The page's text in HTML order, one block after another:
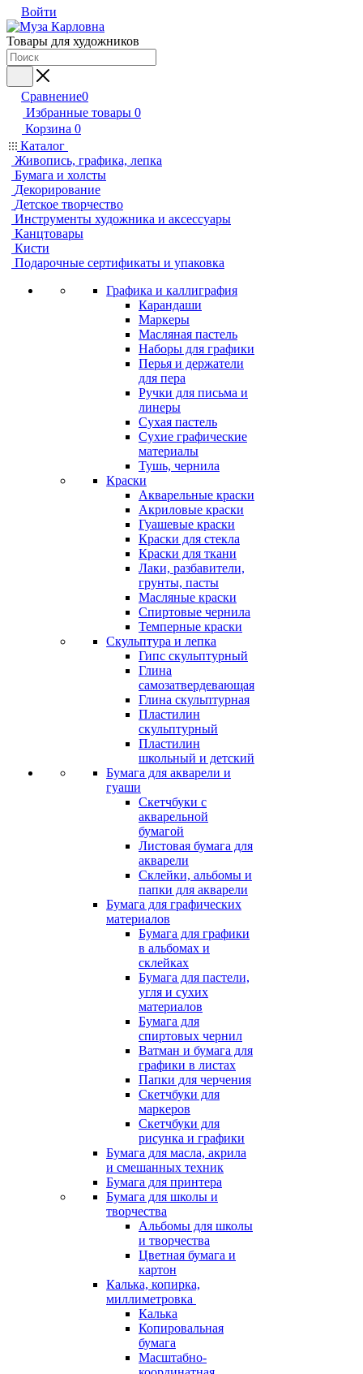
Войти
Товары для художников
Сравнение0
Избранные товары 0
Корзина 0
Каталог
Живопись, графика, лепка
Бумага и холсты
Декорирование
Детское творчество
Инструменты художника и аксессуары
Канцтовары
Кисти
Подарочные сертификаты и упаковка
Графика и каллиграфия
Карандаши
Маркеры
Масляная пастель
Наборы для графики
Перья и держатели
для пера
Ручки для письма и
линеры
Сухая пастель
Сухие графические
материалы
Тушь, чернила
Краски
Акварельные краски
Акриловые краски
Гуашевые краски
Краски для стекла
Краски для ткани
Лаки, разбавители,
грунты, пасты
Масляные краски
Спиртовые чернила
Темперные краски
Скульптура и лепка
Гипс скульптурный
Глина
самозатвердевающая
Глина скульптурная
Пластилин
скульптурный
Пластилин
школьный и детский
Бумага для акварели и
гуаши
Скетчбуки с
акварельной
бумагой
Листовая бумага для
акварели
Склейки, альбомы и
папки для акварели
Бумага для графических
материалов
Бумага для графики
в альбомах и
склейках
Бумага для пастели,
угля и сухих
материалов
Бумага для
спиртовых чернил
Ватман и бумага для
графики в листах
Папки для черчения
Скетчбуки для
маркеров
Скетчбуки для
рисунка и графики
Бумага для масла, акрила
и смешанных техник
Бумага для принтера
Бумага для школы и
творчества
Альбомы для школы
и творчества
Цветная бумага и
картон
Калька, копирка,
миллиметровка
Калька
Копировальная
бумага
Масштабно-